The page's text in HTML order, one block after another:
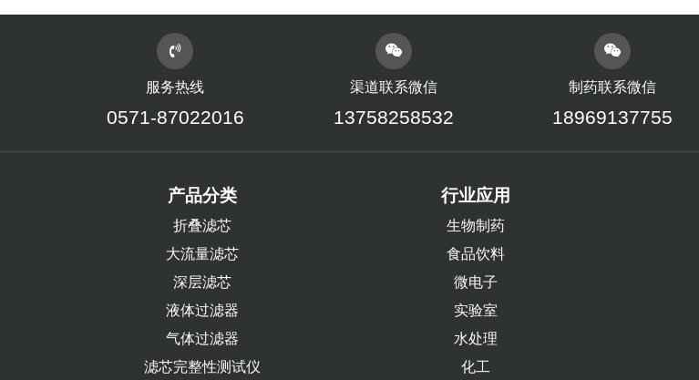
服务热线
0571-87022016
渠道联系微信
13758258532
制药联系微信
18969137755
产品分类
折叠滤芯
大流量滤芯
深层滤芯
液体过滤器
气体过滤器
滤芯完整性测试仪
行业应用
生物制药
食品饮料
微电子
实验室
水处理
化工